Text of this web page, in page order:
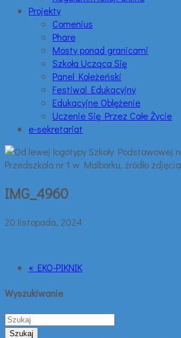
Projekty
Comenius
Phare
Mosty ponad granicami
Szkoła Ucząca Się
Panel Koleżeński
Festiwal Edukacyjny
Edukacyjne Oblężenie
Uczenie Się Przez Całe Życie
e-sekretariat
IMG_4960
20 listopada, 2024
« EKO-PIKNIK
Wyszukiwanie